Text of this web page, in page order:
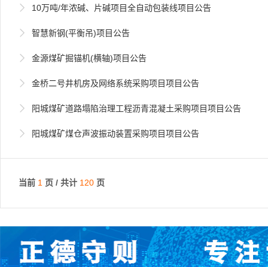
 10万吨/年浓碱、片碱项目全自动包装线项目公告
 智慧新钢(平衡吊)项目公告
 金源煤矿掘锚机(横轴)项目公告
 金桥二号井机房及网络系统采购项目项目公告
 阳城煤矿道路塌陷治理工程沥青混凝土采购项目项目公告
 阳城煤矿煤仓声波振动装置采购项目项目公告
当前 1 页 / 共计 120 页